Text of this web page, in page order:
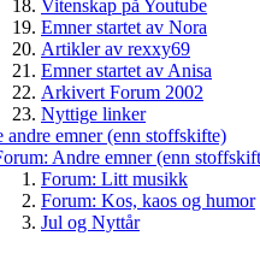
Vitenskap på Youtube
Emner startet av Nora
Artikler av rexxy69
Emner startet av Anisa
Arkivert Forum 2002
Nyttige linker
andre emner (enn stoffskifte)
Andre emner (enn
Forum: Litt musikk
Forum: Kos, kaos og humor
Jul og Nyttår